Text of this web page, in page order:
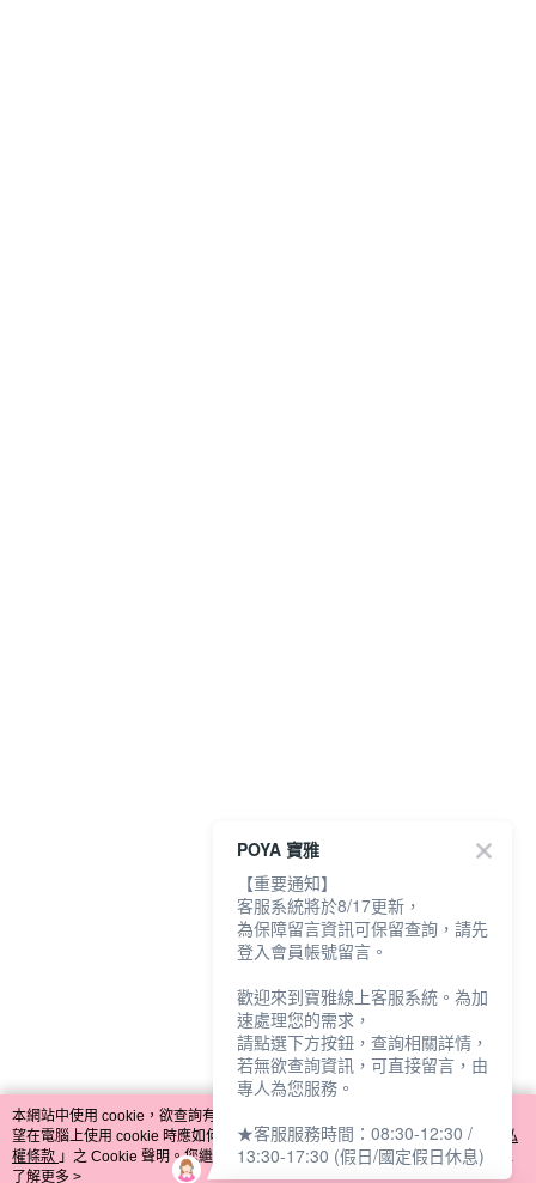
本網站中使用 cookie，欲查詢有關本網站使用 cookie 方式之詳情，及若您不希
望在電腦上使用 cookie 時應如何變更電腦的 cookie 設定，請參閱本網站「
隱私
權條款 」之 Cookie 聲明。您繼續使用本網站即表示您同意本公司得按本網站使
用條款之 Cookie 聲明使用 cookie。
了解更多 >
POYA 寶雅
【重要通知】
客服系統將於8/17更新，
為保障留言資訊可保留查詢，請先
登入會員帳號留言。
歡迎來到寶雅線上客服系統。為加
速處理您的需求，
請點選下方按鈕，查詢相關詳情，
若無欲查詢資訊，可直接留言，由
專人為您服務。
★客服服務時間：08:30-12:30 /
13:30-17:30 (假日/國定假日休息)